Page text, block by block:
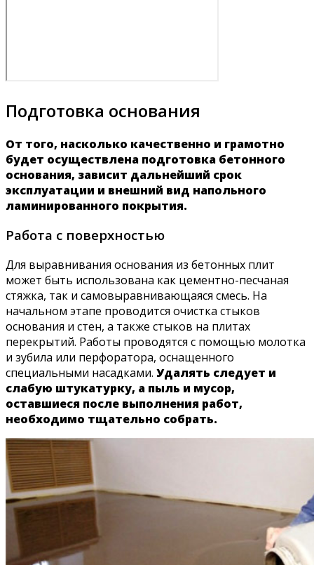
Подготовка основания
От того, насколько качественно и грамотно
будет осуществлена подготовка бетонного
основания, зависит дальнейший срок
эксплуатации и внешний вид напольного
ламинированного покрытия.
Работа с поверхностью
Для выравнивания основания из бетонных плит
может быть использована как цементно-песчаная
стяжка, так и самовыравнивающаяся смесь. На
начальном этапе проводится очистка стыков
основания и стен, а также стыков на плитах
перекрытий. Работы проводятся с помощью молотка
и зубила или перфоратора, оснащенного
специальными насадками. Удалять следует и
слабую штукатурку, а пыль и мусор,
оставшиеся после выполнения работ,
необходимо тщательно собрать.